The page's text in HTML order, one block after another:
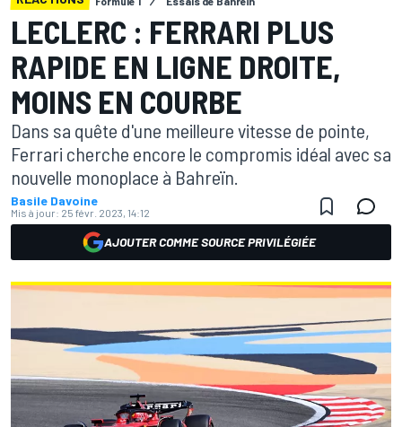
LECLERC : FERRARI PLUS
RAPIDE EN LIGNE DROITE,
MOINS EN COURBE
Dans sa quête d'une meilleure vitesse de pointe,
Ferrari cherche encore le compromis idéal avec sa
nouvelle monoplace à Bahreïn.
Basile Davoine
Mis à jour: 25 févr. 2023, 14:12
AJOUTER COMME SOURCE PRIVILÉGIÉE